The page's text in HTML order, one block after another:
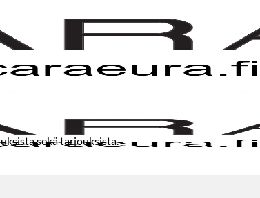
sekä tarjouksista.